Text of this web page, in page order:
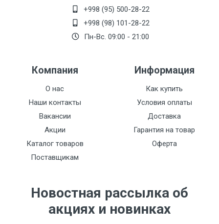
+998 (95) 500-28-22
+998 (98) 101-28-22
Пн-Вс. 09:00 - 21:00
Компания
О нас
Наши контакты
Вакансии
Акции
Каталог товаров
Поставщикам
Информация
Как купить
Условия оплаты
Доставка
Гарантия на товар
Оферта
Новостная рассылка об
акциях и новинках